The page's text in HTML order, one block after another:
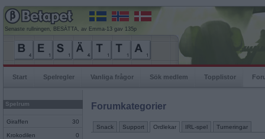
Senaste rullningen, BESÄTTA, av Emma-13 gav 135p
Start Spelregler Vanliga frågor Sök medlem Topplistor
Spelrum
Giraffen 30
Krokodilen 0
Forumkategorier
Snack Support Ordlekar IRL-spel Turneringar